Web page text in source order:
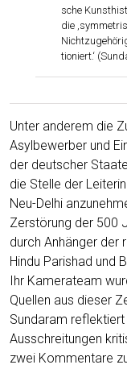
sche
die
tio­niert.‘
Unter ande­rem die
Asyl­be­wer­ber und
der deut­scher
die Stel­le der
Neu-Delhi
Zer­stö­rung der 500
durch Anhän­ger der
Hin­du Paris­had und
Ihr Kame­ra­team
Quel­len aus die­ser
Sun­daram
Aus­schrei­tun­gen
zwei Kom­men­ta­re